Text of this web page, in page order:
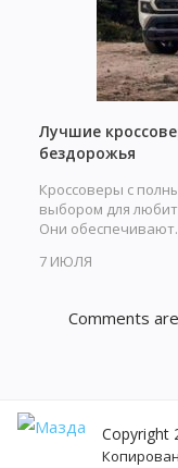
Лучшие
бездорожья
Кроссоверы с
выбором для
Они
7 ИЮЛЯ
Comments
Copyright